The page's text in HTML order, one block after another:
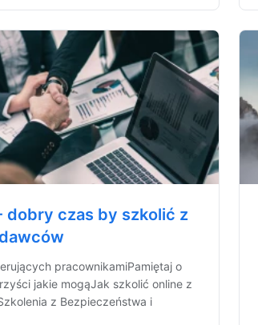
dobry czas by szkolić z
pracownikamiPamiętaj o
jakie mogąJak szkolić online z
z Bezpieczeństwa i